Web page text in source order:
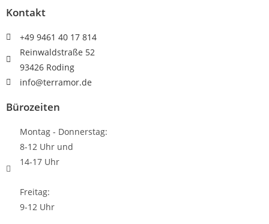
Kontakt
+49 9461 40 17 814
Reinwaldstraße 52
93426 Roding
info@terramor.de
Bürozeiten
Montag - Donnerstag:
8-12 Uhr und
14-17 Uhr
Freitag:
9-12 Uhr